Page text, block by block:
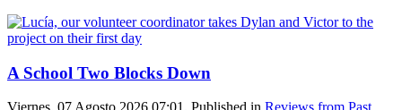
A School Two Blocks Down